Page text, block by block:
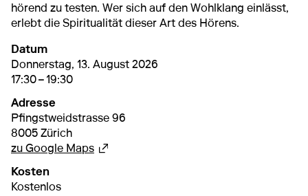
hörend zu testen. Wer sich auf den Wohlklang einlässt,
erlebt die Spiritualität dieser Art des Hörens.
Datum
13. August 2026 17:30 – 19:30
Donnerstag, 13. August 2026
17:30 – 19:30
Adresse
Pfingstweidstrasse 96
8005 Zürich
zu Google MapsExterner Link
Kosten
Kostenlos